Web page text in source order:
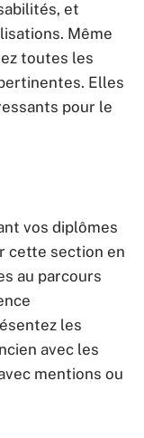
et
Même
toutes les
Elles
pour le
vos diplômes
cette section en
au parcours
les
avec les
mentions ou